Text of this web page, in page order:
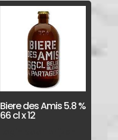
Biere des Amis 5.8 %
66 cl x 12